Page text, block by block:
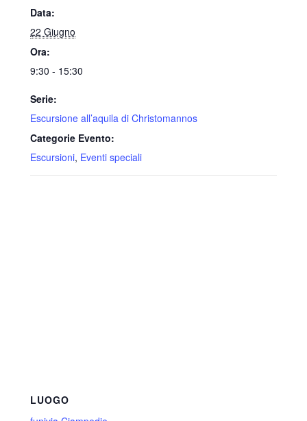
Data:
22 Giugno
Ora:
9:30 - 15:30
Serie:
Escursione all’aquila di Christomannos
Categorie Evento:
Escursioni, Eventi speciali
LUOGO